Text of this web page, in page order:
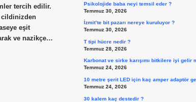
tercih edilir.
cildinizden
eşit
ve nazikçe…
Psikolojide baba neyi temsil eder ?
Temmuz 30, 2026
İzmit’te bit pazarı nereye kuruluyor ?
Temmuz 30, 2026
T tipi hücre nedir ?
Temmuz 28, 2026
Karbonat ve sirke karışımı bitkilere iyi gelir
Temmuz 24, 2026
10 metre şerit LED için kaç amper adaptör
Temmuz 24, 2026
30 kalem kaç destedir ?